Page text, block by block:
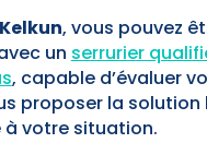
Kelkun, vous pouvez
un serrurier
, capable d’évaluer
proposer la solution
votre situation.